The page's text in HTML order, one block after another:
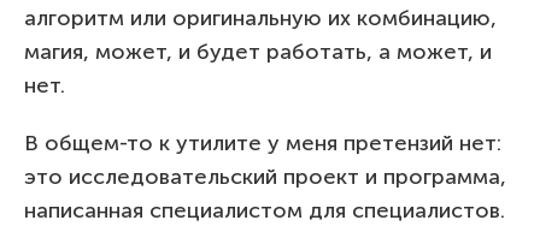
алгоритм или оригинальную их комбинацию,
магия, может, и будет работать, а может, и
нет.
В общем-то к утилите у меня претензий нет:
это исследовательский проект и программа,
написанная специалистом для специалистов.